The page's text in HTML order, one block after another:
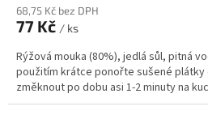
68,75 Kč bez DPH
77 Kč / ks
Rýžová mouka (80%), jedlá sůl, pitná
použitím krátce ponořte sušené plátky
změknout po dobu asi 1-2 minuty na